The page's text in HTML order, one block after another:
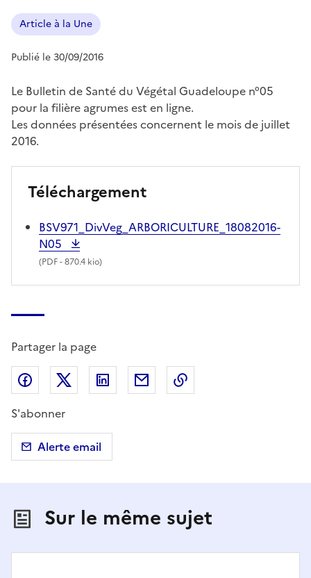
Article à la Une
Publié le 30/09/2016
Le Bulletin de Santé du Végétal Guadeloupe n°05
pour la filière agrumes est en ligne.
Les données présentées concernent le mois de juillet
2016.
Téléchargement
BSV971_DivVeg_ARBORICULTURE_18082016-
N05
(PDF- 870.4 kio)
Partager la page
Partager sur Facebook
Partager sur X (anciennement Twitter)
Partager sur LinkedIn
Partager par email
S'abonner
Alerte email
Sur le même sujet